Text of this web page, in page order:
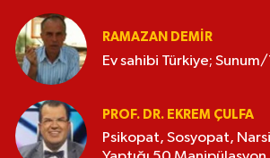
RAMAZAN DEMİR
Ev sahibi Türkiye; Sunum/
PROF. DR. EKREM ÇULFA
Psikopat, Sosyopat,